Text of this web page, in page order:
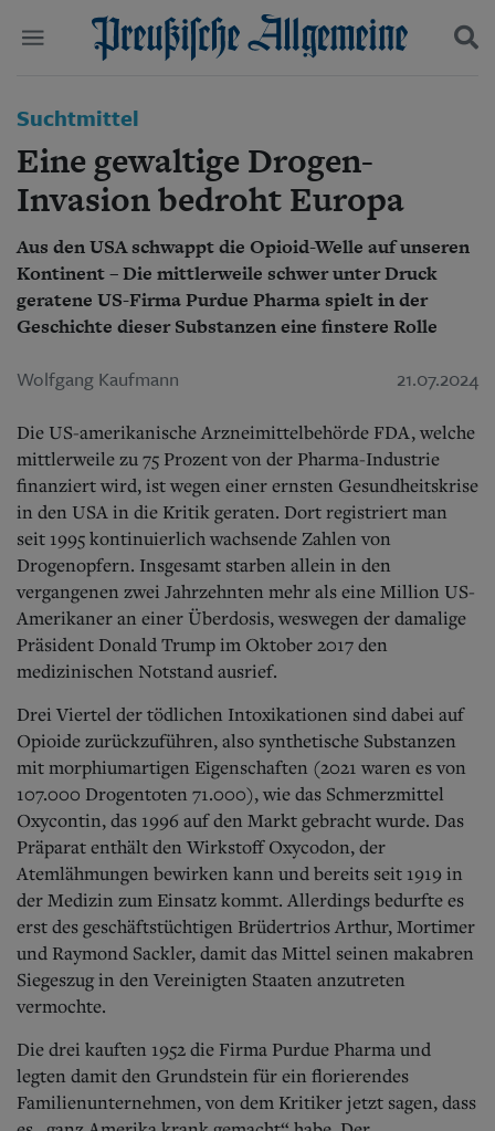
Start
Wer wir sind
Aktuelle Ausgabe
Abonnenten-Login
Abonnent werden
Abo Prämien
Archiv
Mediadaten
Wirtschaft
Panorama
Gesellschaft
Leben
Geschichte
Ostpreußen
Pommern
Berlin-Brandenburg
Danzig und Westpreußen
Kontakt
Impressum
Datenschutz
Suchen und finden
Suchtmittel
Eine gewaltige Drogen-
Invasion bedroht Europa
Aus den USA schwappt die Opioid-Welle auf unseren
Kontinent – Die mittlerweile schwer unter Druck
geratene US-Firma Purdue Pharma spielt in der
Geschichte dieser Substanzen eine finstere Rolle
Wolfgang Kaufmann 21.07.2024
Die US-amerikanische Arzneimittelbehörde FDA, welche
mittlerweile zu 75 Prozent von der Pharma-Industrie
finanziert wird, ist wegen einer ernsten Gesundheitskrise
in den USA in die Kritik geraten. Dort registriert man
seit 1995 kontinuierlich wachsende Zahlen von
Drogenopfern. Insgesamt starben allein in den
vergangenen zwei Jahrzehnten mehr als eine Million US-
Amerikaner an einer Überdosis, weswegen der damalige
Präsident Donald Trump im Oktober2017 den
medizinischen Notstand ausrief.
Drei Viertel der tödlichen Intoxikationen sind dabei auf
Opioide zurückzuführen, also synthetische Substanzen
mit morphiumartigen Eigenschaften (2021 waren es von
107.000 Drogentoten 71.000), wie das Schmerzmittel
Oxycontin, das 1996 auf den Markt gebracht wurde. Das
Präparat enthält den Wirkstoff Oxycodon, der
Atemlähmungen bewirken kann und bereits seit 1919 in
der Medizin zum Einsatz kommt. Allerdings bedurfte es
erst des geschäftstüchtigen Brüdertrios Arthur, Mortimer
und Raymond Sackler, damit das Mittel seinen makabren
Siegeszug in den Vereinigten Staaten anzutreten
vermochte.
Die drei kauften 1952 die Firma Purdue Pharma und
legten damit den Grundstein für ein florierendes
Familienunternehmen, von dem Kritiker jetzt sagen, dass